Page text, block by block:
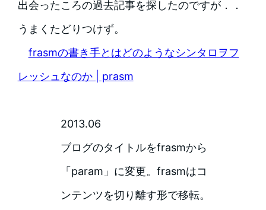
出会ったころの過去記事を探したのですが．．
うまくたどりつけず。
frasmの書き手とはどのようなシンタロヲフ
レッシュなのか | prasm
2013.06
ブログのタイトルをfrasmから
「param」に変更。frasmはコ
ンテンツを切り離す形で移転。